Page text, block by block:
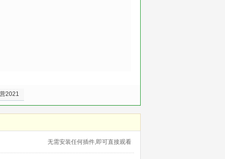
2021
无需安装任何插件,即可直接观看